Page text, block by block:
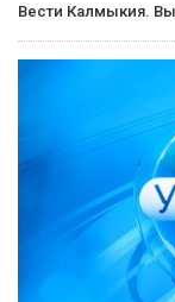
Вести Калмыкия.